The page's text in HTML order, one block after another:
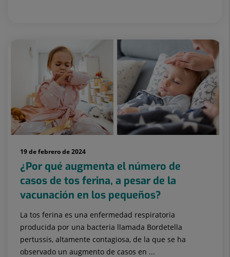
19 de febrero de 2024
¿Por qué augmenta el número de
casos de tos ferina, a pesar de la
vacunación en los pequeños?
La tos ferina es una enfermedad respiratoria
producida por una bacteria llamada Bordetella
pertussis, altamente contagiosa, de la que se ha
observado un augmento de casos en ...